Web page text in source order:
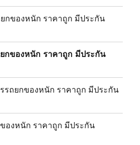
กของหนัก ราคาถูก มีประกัน
กของหนัก ราคาถูก มีประกัน
รถยกของหนัก ราคาถูก มีประกัน
องหนัก ราคาถูก มีประกัน